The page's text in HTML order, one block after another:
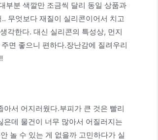
부분 색깔만 조금씩 달리 동일 상품과
무엇보다 재질이 실리콘이어서 치고
각한다. 대신 실리콘의 특성상, 먼지
면 좋으니 편하다.장난감에 질려우리
서 어지러웠다.부피가 큰 것은 빨리
데 물건이 너무 많아서 어질러지는
놀 수 있는 게 없을까 고민하다가 실